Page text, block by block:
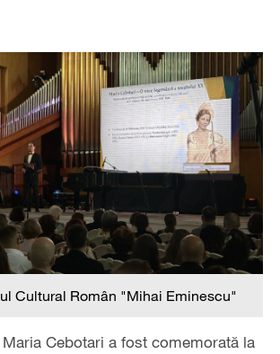
Cultural Român "Mihai Eminescu"
Cebotari a fost comemorată la